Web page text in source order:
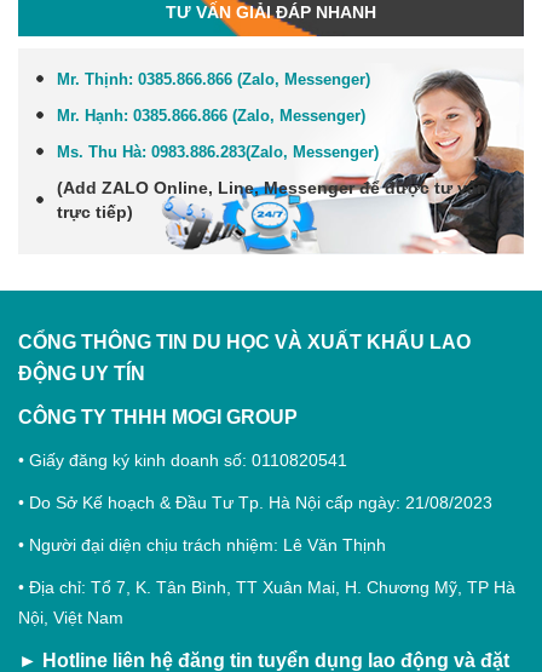
TƯ VẤN GIẢI ĐÁP NHANH
Mr. Thịnh: 0385.866.866 (Zalo, Messenger)
Mr. Hạnh: 0385.866.866 (Zalo, Messenger)
Ms. Thu Hà: 0983.886.283(Zalo, Messenger)
(Add ZALO Online, Line, Messengerđể được tư vấn
trực tiếp)
CỔNG THÔNG TIN DU HỌC VÀ XUẤT KHẨU LAO
ĐỘNG UY TÍN
CÔNG TY THHH MOGI GROUP
• Giấy đăng ký kinh doanh số: 0110820541
• Do Sở Kế hoạch & Đầu Tư Tp. Hà Nội cấp ngày: 21/08/2023
• Người đại diện chịu trách nhiệm: Lê Văn Thịnh
• Địa chỉ: Tổ 7, K. Tân Bình, TT Xuân Mai, H. Chương Mỹ, TP Hà
Nội, Việt Nam
► Hotline liên hệ đăng tin tuyển dụng lao động và đặt